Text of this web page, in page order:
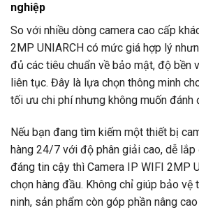
nghiệp
So với nhiều dòng camera cao cấp
2MP UNIARCH có mức giá hợp lý
đủ các tiêu chuẩn về bảo mật, độ bền
liên tục. Đây là lựa chọn thông minh
tối ưu chi phí nhưng không muốn đánh
Nếu bạn đang tìm kiếm một thiết bị
hàng 24/7 với độ phân giải cao, dễ lắp
đáng tin cậy thì Camera IP WIFI 2MP
chọn hàng đầu. Không chỉ giúp bảo vệ
ninh, sản phẩm còn góp phần nâng